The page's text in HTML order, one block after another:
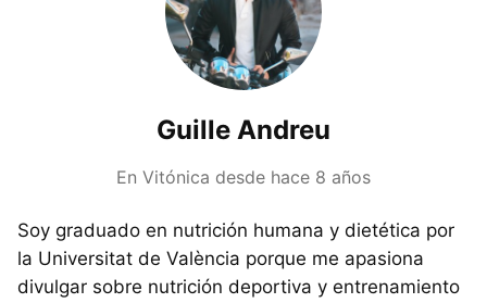
Guille Andreu
En Vitónica desde hace 8 años
Soy graduado en nutrición humana y dietética por
la Universitat de València porque me apasiona
divulgar sobre nutrición deportiva y entrenamiento